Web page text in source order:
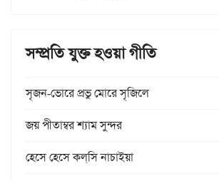
সম্প্রতি যুক্ত হওয়া গীতি
সৃজন-ভোরে প্রভু মোরে সৃজিলে
জয় পীতাম্বর শ্যাম সুন্দর
হেসে হেসে কল্‌সি নাচাইয়া